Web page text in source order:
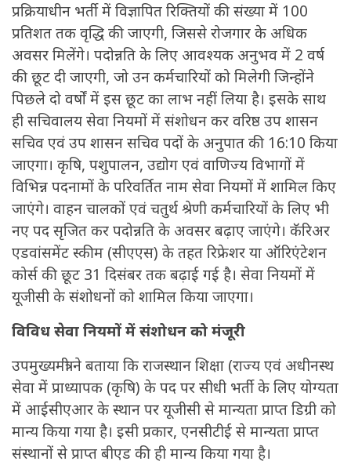
प्रक्रियाधीन भर्ती में विज्ञापित रिक्तियों की संख्या में 100
प्रतिशत तक वृद्धि की जाएगी, जिससे रोजगार के अधिक
अवसर मिलेंगे। पदोन्नति के लिए आवश्यक अनुभव में 2 वर्ष
की छूट दी जाएगी, जो उन कर्मचारियों को मिलेगी जिन्होंने
पिछले दो वर्षों में इस छूट का लाभ नहीं लिया है। इसके साथ
ही सचिवालय सेवा नियमों में संशोधन कर वरिष्ठ उप शासन
सचिव एवं उप शासन सचिव पदों के अनुपात की 16:10 किया
जाएगा। कृषि, पशुपालन, उद्योग एवं वाणिज्य विभागों में
विभिन्न पदनामों के परिवर्तित नाम सेवा नियमों में शामिल किए
जाएंगे। वाहन चालकों एवं चतुर्थ श्रेणी कर्मचारियों के लिए भी
नए पद सृजित कर पदोन्नति के अवसर बढ़ाए जाएंगे। कॅरिअर
एडवांसमेंट स्कीम (सीएएस) के तहत रिफ्रेशर या ऑरिएंटेशन
कोर्स की छूट 31 दिसंबर तक बढ़ाई गई है। सेवा नियमों में
यूजीसी के संशोधनों को शामिल किया जाएगा।
विविध सेवा नियमों में संशोधन को मंजूरी
उपमुख्यमंत्री ने बताया कि राजस्थान शिक्षा (राज्य एवं अधीनस्थ
सेवा में प्राध्यापक (कृषि) के पद पर सीधी भर्ती के लिए योग्यता
में आईसीएआर के स्थान पर यूजीसी से मान्यता प्राप्त डिग्री को
मान्य किया गया है। इसी प्रकार, एनसीटीई से मान्यता प्राप्त
संस्थानों से प्राप्त बीएड की ही मान्य किया गया है।